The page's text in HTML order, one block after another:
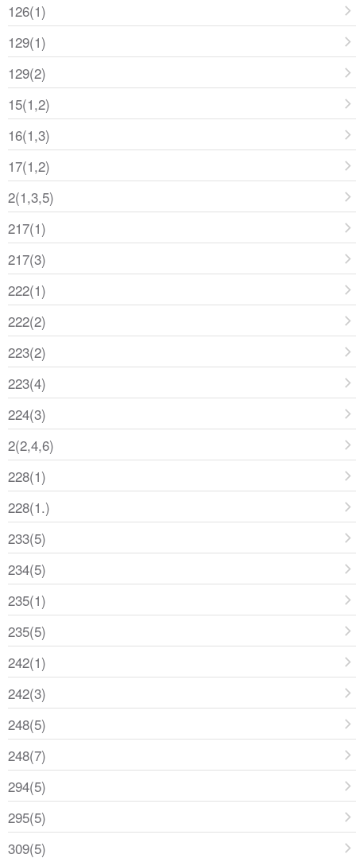
126(1)
129(1)
129(2)
15(1,2)
16(1,3)
17(1,2)
2(1,3,5)
217(1)
217(3)
222(1)
222(2)
223(2)
223(4)
224(3)
2(2,4,6)
228(1)
228(1.)
233(5)
234(5)
235(1)
235(5)
242(1)
242(3)
248(5)
248(7)
294(5)
295(5)
309(5)